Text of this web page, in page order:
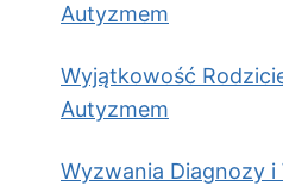
Autyzmem
Wyjątkowość
Autyzmem
Wyzwania Diagnozy i